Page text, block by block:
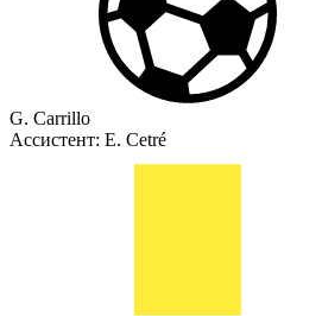
G. Carrillo
Ассистент: E. Cetré